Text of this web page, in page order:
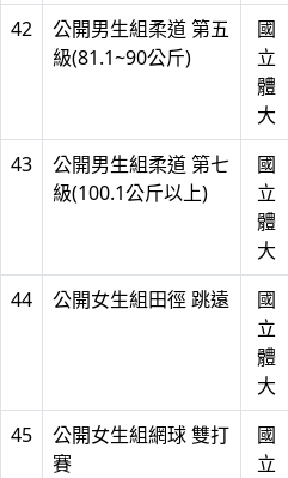
42
公開男生組柔道 第五
級(81.1~90公斤)
國
立
體
大
43
公開男生組柔道 第七
級(100.1公斤以上)
國
立
體
大
44 公開女生組田徑 跳遠
國
立
體
大
45
公開女生組網球 雙打
賽
國
立